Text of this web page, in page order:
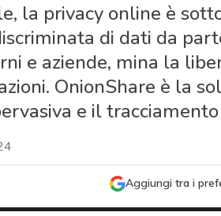
la privacy online è
di dati da
e aziende, mina la
OnionShare è la
e il
Aggiungi tra i